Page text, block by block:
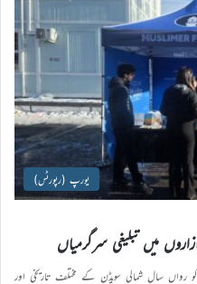
یورپ (رپورٹس)
میں تبلیغی سرگرمیاں
رواں سال شمالی سویڈن کے مختلف تاریخی اور